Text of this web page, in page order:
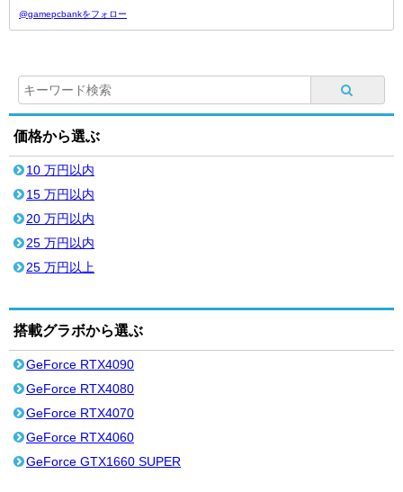
@gamepcbankをフォロー
価格から選ぶ
10 万円以内
15 万円以内
20 万円以内
25 万円以内
25 万円以上
搭載グラボから選ぶ
GeForce RTX4090
GeForce RTX4080
GeForce RTX4070
GeForce RTX4060
GeForce GTX1660 SUPER